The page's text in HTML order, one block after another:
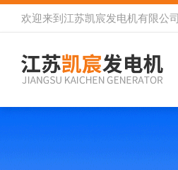
欢迎来到 江苏凯宸发电机有限公司